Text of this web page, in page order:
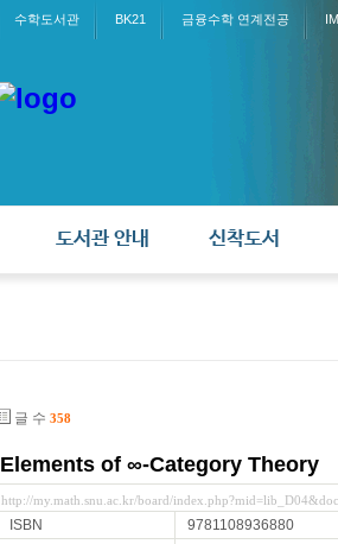
수학도서관 BK21 금융수학 연계전공
도서관 안내 신착도서
글 수 358
Elements of ∞-Category Theory
http://my.math.snu.ac.kr/board/
ISBN
9781108936880